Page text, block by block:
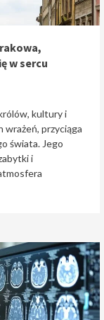
w sercu
kultury i
wrażeń, przyciąga
świata. Jego
i